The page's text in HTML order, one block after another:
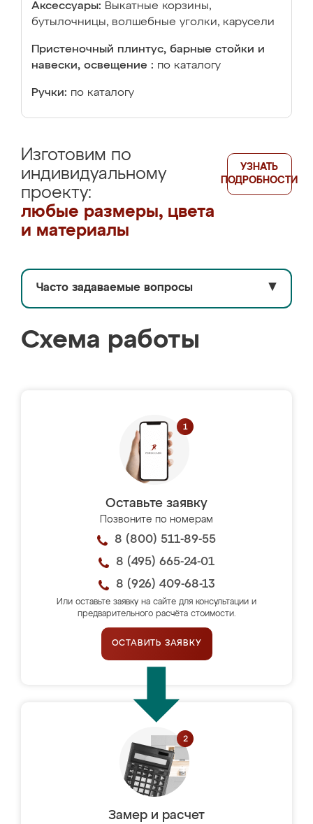
Аксессуары: Выкатные корзины,
бутылочницы, волшебные уголки, карусели
Пристеночный плинтус, барные стойки и
навески, освещение : по каталогу
Ручки: по каталогу
Изготовим по
индивидуальному
проекту:
любые размеры, цвета
и материалы
УЗНАТЬ
ПОДРОБНОСТИ
Часто задаваемые вопросы ▼
Схема работы
Оставьте заявку
Позвоните по номерам
8 (800) 511-89-55
8 (495) 665-24-01
8 (926) 409-68-13
Или оставьте заявку на сайте для консультации и
предварительного расчёта стоимости.
ОСТАВИТЬ ЗАЯВКУ
Замер и расчет